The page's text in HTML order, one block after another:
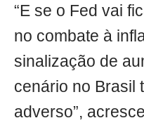
“E se o Fed vai
no combate à
sinalização de
cenário no Brasil
adverso”,